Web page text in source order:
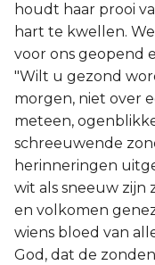
houdt haar prooi
hart te kwellen.
voor ons geopend
"Wilt u gezond
morgen, niet over
meteen,
schreeuwende
herinneringen
wit als sneeuw zijn
en volkomen
wiens bloed van
God, dat de